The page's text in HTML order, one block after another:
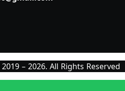
– 2026. All Rights Reserved